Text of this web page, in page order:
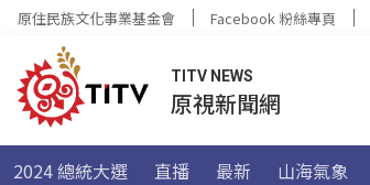
原住民族文化事業基金會 Facebook 粉絲專頁
TITV NEWS
原視新聞網
2024 總統大選 直播 最新 山海氣象